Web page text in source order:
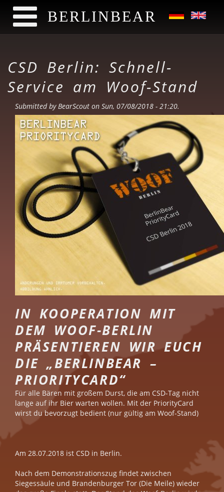
BERLINBEAR
CSD Berlin: Schnell-
Service am Woof-Stand
Submitted byBearScout on Sun, 07/08/2018 - 21:20.
IN KOOPERATION MIT
DEM WOOF-BERLIN
PRÄSENTIEREN WIR EUCH
DIE „BERLINBEAR –
PRIORITYCARD“
Für alle Bären mit großem Durst, die am CSD-Tag nicht
lange auf ihr Bier warten wollen. Mit der PriorityCard
wirst du bevorzugt bedient (nur gültig am Woof-Stand)
Am 28.07.2018 ist CSD in Berlin.
Nach dem Demonstrationszug findet zwischen
Siegessäule und Brandenburger Tor (Die Meile) wieder